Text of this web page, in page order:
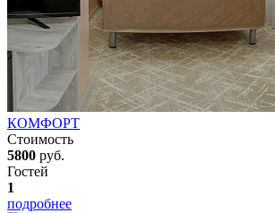
КОМФОРТ
Стоимость
5800 руб.
Гостей
1
подробнее